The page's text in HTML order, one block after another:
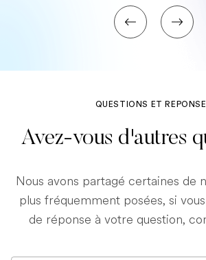
QUESTIONS ET
Avez-vous d'autres
Nous avons partagé certaines de
plus fréquemment posées, si
de réponse à votre question,